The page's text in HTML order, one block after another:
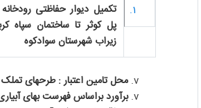
تکمیل دیوار حفاظتی رودخانه
پل کوثر تا ساختمان سپاه
زیراب شهرستان سوادکوه
محل تامین اعتبار : طرحهای تملک
برآورد براساس فهرست بهای آبیاری